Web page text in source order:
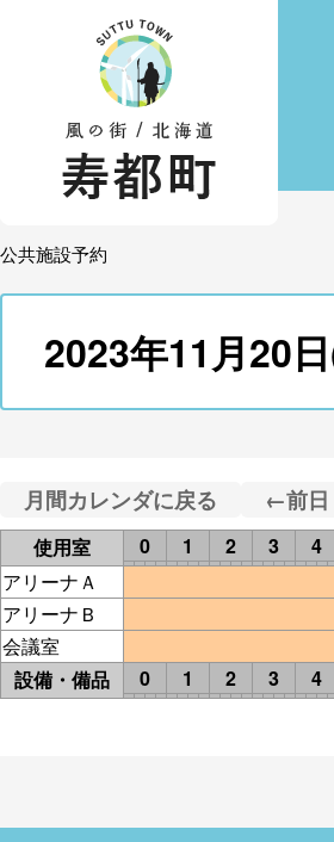
公共施設予約
2023年11月20
月間カレンダに戻る ←前日
使用室 0 1 2 3 4
アリーナＡ
アリーナＢ
会議室
設備・備品
0 1 2 3 4